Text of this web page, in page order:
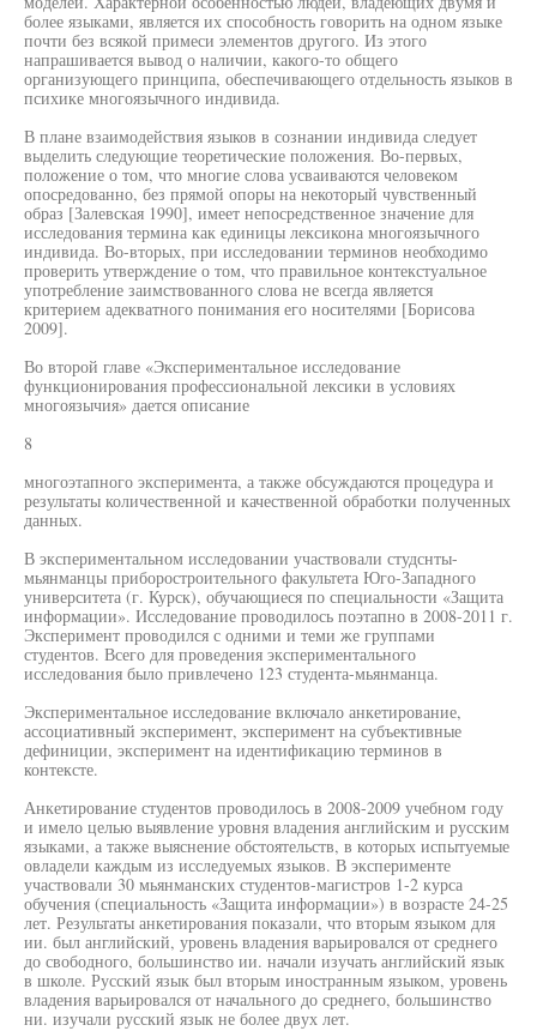
более языками, является их способность говорить на одном языке
почти без всякой примеси элементов другого. Из этого
напрашивается вывод о наличии, какого-то общего
организующего принципа, обеспечивающего отдельность языков в
психике многоязычного индивида.
В плане взаимодействия языков в сознании индивида следует
выделить следующие теоретические положения. Во-первых,
положение о том, что многие слова усваиваются человеком
опосредованно, без прямой опоры на некоторый чувственный
образ [Залевская 1990], имеет непосредственное значение для
исследования термина как единицы лексикона многоязычного
индивида. Во-вторых, при исследовании терминов необходимо
проверить утверждение о том, что правильное контекстуальное
употребление заимствованного слова не всегда является
критерием адекватного понимания его носителями [Борисова
2009].
Во второй главе «Экспериментальное исследование
функционирования профессиональной лексики в условиях
многоязычия» дается описание
8
многоэтапного эксперимента, а также обсуждаются процедура и
результаты количественной и качественной обработки полученных
данных.
В экспериментальном исследовании участвовали студснты-
мьянманцы приборостроительного факультета Юго-Западного
университета (г. Курск), обучающиеся по специальности «Защита
информации». Исследование проводилось поэтапно в 2008-2011 г.
Эксперимент проводился с одними и теми же группами
студентов. Всего для проведения экспериментального
исследования было привлечено 123 студента-мьянманца.
Экспериментальное исследование включало анкетирование,
ассоциативный эксперимент, эксперимент на субъективные
дефиниции, эксперимент на идентификацию терминов в
контексте.
Анкетирование студентов проводилось в 2008-2009 учебном году
и имело целью выявление уровня владения английским и русским
языками, а также выяснение обстоятельств, в которых испытуемые
овладели каждым из исследуемых языков. В эксперименте
участвовали 30 мьянманских студентов-магистров 1-2 курса
обучения (специальность «Защита информации») в возрасте 24-25
лет. Результаты анкетирования показали, что вторым языком для
ии. был английский, уровень владения варьировался от среднего
до свободного, большинство ии. начали изучать английский язык
в школе. Русский язык был вторым иностранным языком, уровень
владения варьировался от начального до среднего, большинство
ни. изучали русский язык не более двух лет.